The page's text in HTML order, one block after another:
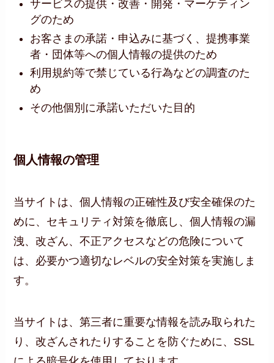
サービスの提供・改善・開発・マーケティン
グのため
お客さまの承諾・申込みに基づく、提携事業
者・団体等への個人情報の提供のため
利用規約等で禁じている行為などの調査のた
め
その他個別に承諾いただいた目的
個人情報の管理
当サイトは、個人情報の正確性及び安全確保のた
めに、セキュリティ対策を徹底し、個人情報の漏
洩、改ざん、不正アクセスなどの危険について
は、必要かつ適切なレベルの安全対策を実施しま
す。
当サイトは、第三者に重要な情報を読み取られた
り、改ざんされたりすることを防ぐために、SSL